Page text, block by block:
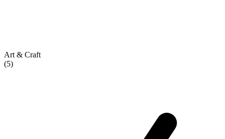
Art & Craft
(5)